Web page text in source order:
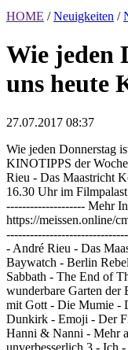
HOME / Neuigkeiten /
Wie jeden
uns heute
27.07.2017 08:37
Wie jeden Donnerstag
KINOTIPPS der
Rieu - Das Maastricht
16.30 Uhr im
-------------------- Mehr
https://meissen.online/
- André Rieu - Das
Baywatch - Berlin
Sabbath - The End of
wunderbare Garten
mit Gott - Die Mumie -
Dunkirk - Emoji - Der
Hanni & Nanni - Mehr
unverbesserlich 3 - Ich